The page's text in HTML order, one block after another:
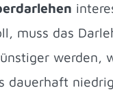
muss das
werden,
dauerhaft